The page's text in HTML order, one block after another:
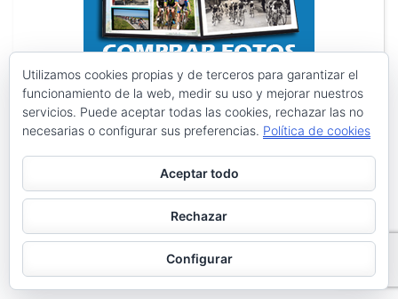
Utilizamos cookies propias y de terceros para garantizar el
funcionamiento de la web, medir su uso y mejorar nuestros
servicios. Puede aceptar todas las cookies, rechazar las no
necesarias o configurar sus preferencias. Política de cookies
Aceptar todo
Rechazar
Configurar